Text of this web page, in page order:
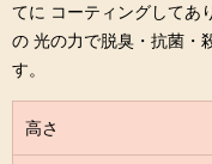
てに コーティングしてあ
の 光の力で脱臭・抗菌・
す。
高さ